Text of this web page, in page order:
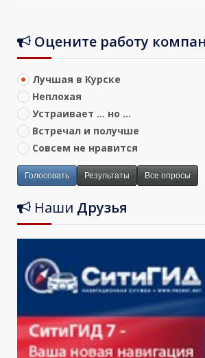
Оцените работу
Лучшая в Курске
Неплохая
Устраивает ... но ...
Встречал и получше
Совсем не нравится
Голосовать Результаты Все опросы
Наши Друзья